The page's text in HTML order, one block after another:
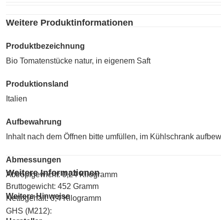
Weitere Produktinformationen
Produktbezeichnung
Bio Tomatenstücke natur, in eigenem Saft
Produktionsland
Italien
Aufbewahrung
Inhalt nach dem Öffnen bitte umfüllen, im Kühlschrank
Abmessungen
Abtropfgewicht: 0,24 Kilogramm
Bruttogewicht: 452 Gramm
Nettogehalt: 0,4 Kilogramm
Weitere Informationen
Weitere Hinweise
GHS (M212):